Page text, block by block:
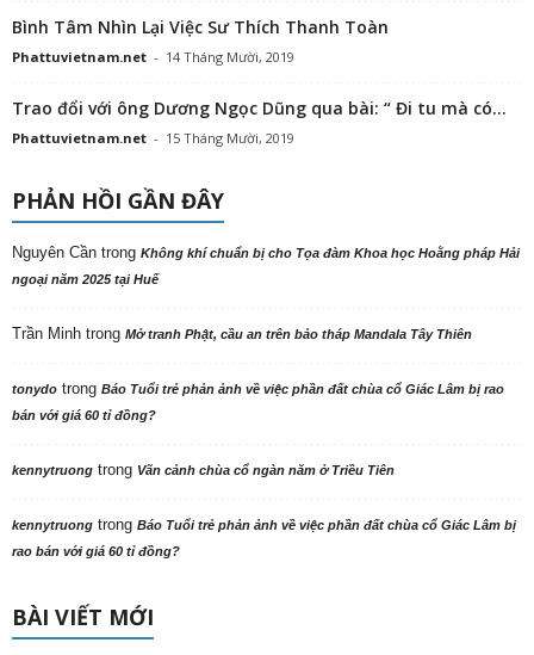
Bình Tâm Nhìn Lại Việc Sư Thích Thanh Toàn
Phattuvietnam.net - 14 Tháng Mười, 2019
Trao đổi với ông Dương Ngọc Dũng qua bài: “ Đi tu mà có...
Phattuvietnam.net - 15 Tháng Mười, 2019
PHẢN HỒI GẦN ĐÂY
Nguyên Cần trong Không khí chuẩn bị cho Tọa đàm Khoa học Hoằng pháp Hải
ngoại năm 2025 tại Huế
Trần Minh trong Mở tranh Phật, cầu an trên bảo tháp Mandala Tây Thiên
tonydo trong Báo Tuổi trẻ phản ảnh về việc phần đất chùa cổ Giác Lâm bị rao
bán với giá 60 tỉ đồng?
kennytruong trong Vãn cảnh chùa cổ ngàn năm ở Triều Tiên
kennytruong trong Báo Tuổi trẻ phản ảnh về việc phần đất chùa cổ Giác Lâm bị
rao bán với giá 60 tỉ đồng?
BÀI VIẾT MỚI